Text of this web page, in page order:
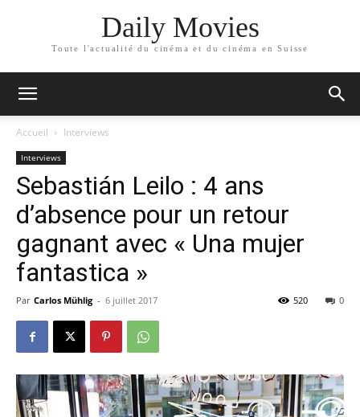
Daily Movies
Toute l'actualité du cinéma et du cinéma en Suisse
Accueil Interviews
Interviews
Sebastián Leilo : 4 ans
d’absence pour un retour
gagnant avec « Una mujer
fantastica »
Par Carlos Mühlig - 6 juillet 2017 0
520